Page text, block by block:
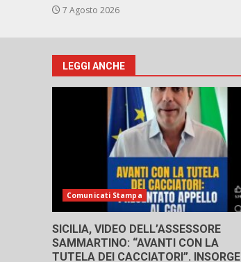
7 Agosto 2026
LEGGI ANCHE
Comunicati Stampa
SICILIA, VIDEO DELL’ASSESSORE
SAMMARTINO: “AVANTI CON LA
TUTELA DEI CACCIATORI”. INSORGE